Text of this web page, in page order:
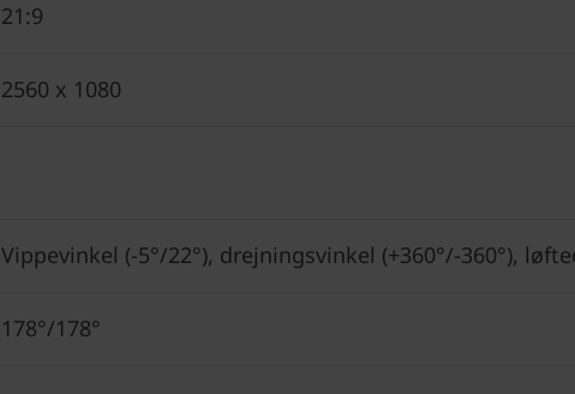
21:9
2560 x 1080
Vippevinkel (-5°/22°), drejningsvinkel (+360°/-360°),
178°/178°